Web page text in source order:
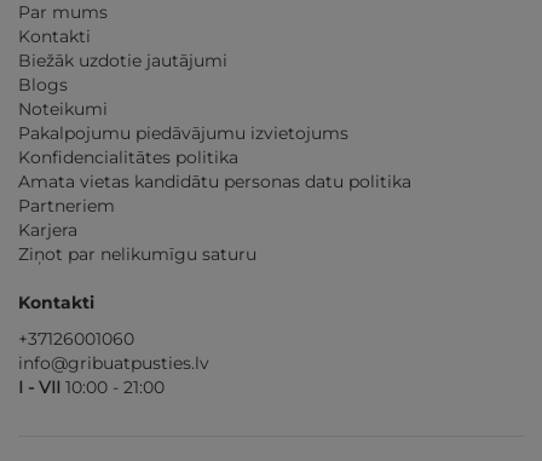
Par mums
Kontakti
Biežāk uzdotie jautājumi
Blogs
Noteikumi
Pakalpojumu piedāvājumu izvietojums
Konfidencialitātes politika
Amata vietas kandidātu personas datu politika
Partneriem
Karjera
Ziņot par nelikumīgu saturu
Kontakti
+37126001060
info@gribuatpusties.lv
I - VII 10:00 - 21:00